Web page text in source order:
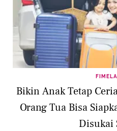
Bikin Anak Tetap
Orang Tua Bisa
Disukai